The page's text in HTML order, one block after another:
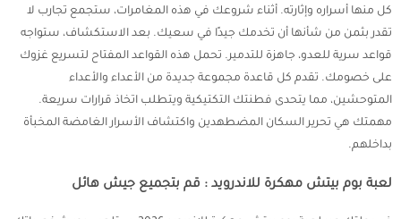
كل منها أسراره وإثارته. أثناء شروعك في هذه المغامرات، ستجمع تجارب لا
تقدر بثمن من شأنها أن تخدمك جيدًا في سعيك. بعد الاستكشاف، ستواجه
قواعد سرية للعدو، جاهزة للتدمير. تحمل هذه القواعد المفتاح لتسريع غزوك
على خصومك. تقدم كل قاعدة مجموعة جديدة من الأعداء والأعداء
المتوحشين، مما يتحدى فطنتك التكتيكية ويتطلب اتخاذ قرارات سريعة.
مهمتك هي تحرير السكان المضطهدين واكتشاف الأسرار الغامضة المخبأة
بداخلهم.
لعبة بوم بيتش مهكرة للاندرويد : قم بتجميع جيش هائل